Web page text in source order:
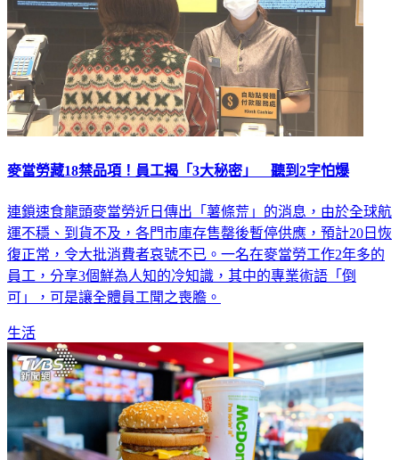
麥當勞藏18禁品項！員工揭「3大秘密」 聽到2字怕爆
連鎖速食龍頭麥當勞近日傳出「薯條荒」的消息，由於全球航
運不穩、到貨不及，各門市庫存售罄後暫停供應，預計20日恢
復正常，令大批消費者哀號不已。一名在麥當勞工作2年多的
員工，分享3個鮮為人知的冷知識，其中的專業術語「倒
可」，可是讓全體員工聞之喪膽。
生活